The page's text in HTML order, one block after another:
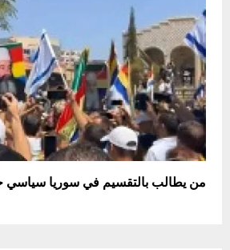
من يطالب بالتقسيم في سوريا سياسي